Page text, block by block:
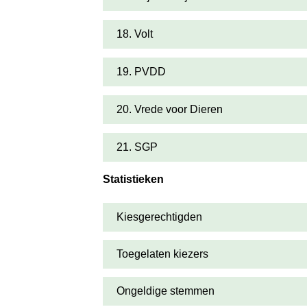
18. Volt
19. PVDD
20. Vrede voor Dieren
21. SGP
Statistieken
Kiesgerechtigden
Toegelaten kiezers
Ongeldige stemmen